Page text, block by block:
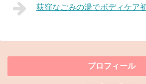
荻窪なごみの湯でボディケア
プロフィール